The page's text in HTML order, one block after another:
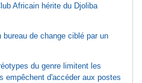
Africain hérite du Djoliba
bureau de change ciblé par un
du genre limitent les
empêchent d'accéder aux postes